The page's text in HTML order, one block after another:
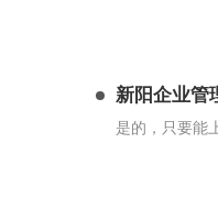
新阳企业管
是的，只要能